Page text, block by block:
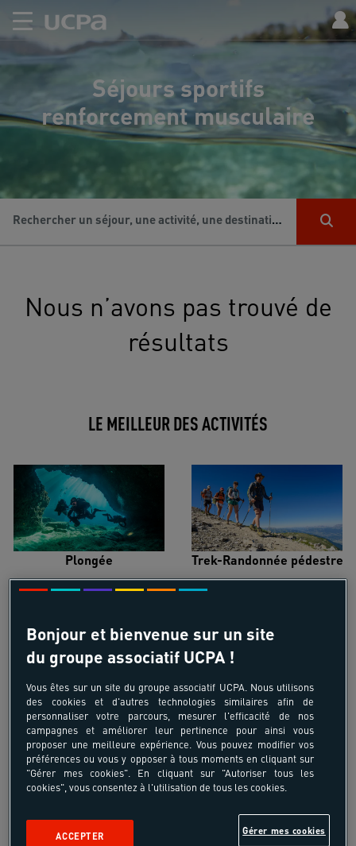
Séjours sportifs
renforcement musculaire
Rechercher un séjour, une activité, une destination...
Nous n’avons pas trouvé de
résultats
LE MEILLEUR DES ACTIVITÉS
Plongée Trek-Randonnée pédestre
Croisière voilier Alpinisme
Bonjour et bienvenue sur un site
du groupe associatif UCPA !
Vous êtes sur un site du groupe associatif UCPA. Nous utilisons
des cookies et d'autres technologies similaires afin de
personnaliser votre parcours, mesurer l'efficacité de nos
campagnes et améliorer leur pertinence pour ainsi vous
proposer une meilleure expérience. Vous pouvez modifier vos
préférences ou vous y opposer à tous moments en cliquant sur
"Gérer mes cookies". En cliquant sur "Autoriser tous les
cookies", vous consentez à l'utilisation de tous les cookies.
Gérer mes cookies
ACCEPTER